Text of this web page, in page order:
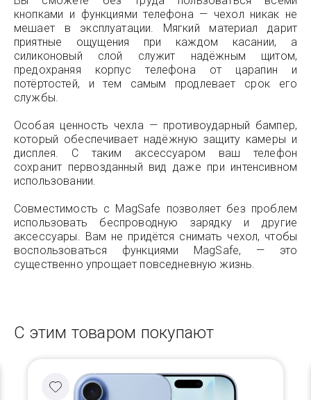
кнопками и функциями телефона — чехол никак не
мешает в эксплуатации. Мягкий материал дарит
приятные ощущения при каждом касании, а
силиконовый слой служит надёжным щитом,
предохраняя корпус телефона от царапин и
потёртостей, и тем самым продлевает срок его
службы.
Особая ценность чехла — противоударный бампер,
который обеспечивает надёжную защиту камеры и
дисплея. С таким аксессуаром ваш телефон
сохранит первозданный вид даже при интенсивном
использовании.
Совместимость с MagSafe позволяет без проблем
использовать беспроводную зарядку и другие
аксессуары. Вам не придётся снимать чехол, чтобы
воспользоваться функциями MagSafe, — это
существенно упрощает повседневную жизнь.
С этим товаром покупают